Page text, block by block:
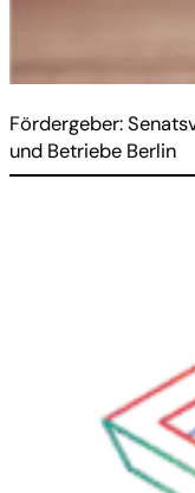
Fördergeber:
und Betriebe Berlin